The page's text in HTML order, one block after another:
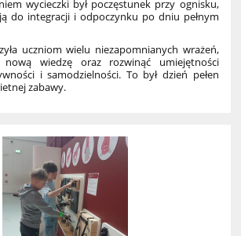
wycieczki był poczęstunek przy ognisku,
do integracji i odpoczynku po dniu pełnym
uczniom wielu niezapomnianych wrażeń,
nową wiedzę oraz rozwinąć umiejętności
i samodzielności. To był dzień pełen
zabawy.